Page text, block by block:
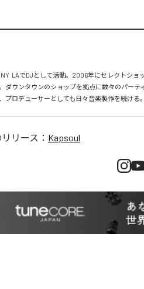
LAでDJとして活動。2006年にセレクトショ
ダウンタウンのショップを拠点に数々のパーテ
プロデューサーとしても日々音楽製作を続ける。
リース： Kapsoul